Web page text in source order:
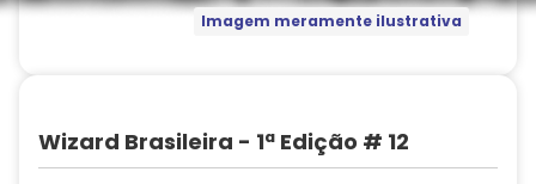
Imagem meramente ilustrativa
Wizard Brasileira - 1ª Edição # 12